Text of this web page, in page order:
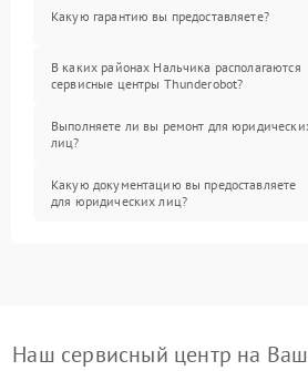
Какую гарантию вы предоставляете?
В каких районах Нальчика располагаются
сервисные центры Thunderobot?
Выполняете ли вы ремонт для
лиц?
Какую документацию вы предоставляете
для юридических лиц?
Наш сервисный центр на